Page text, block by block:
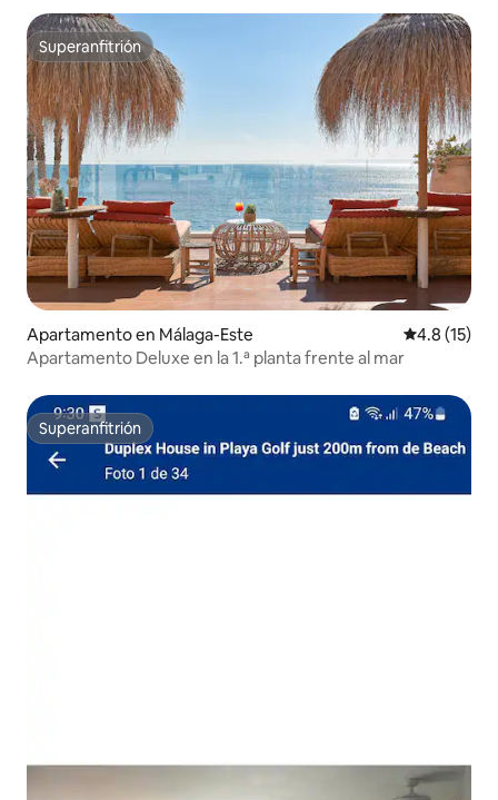
Superanfitrión
Superanfitrión
Apartamento en Málaga-Este Calificación
4.8 (15)
Apartamento Deluxe en la 1.ª planta frente al mar
Superanfitrión
Superanfitrión